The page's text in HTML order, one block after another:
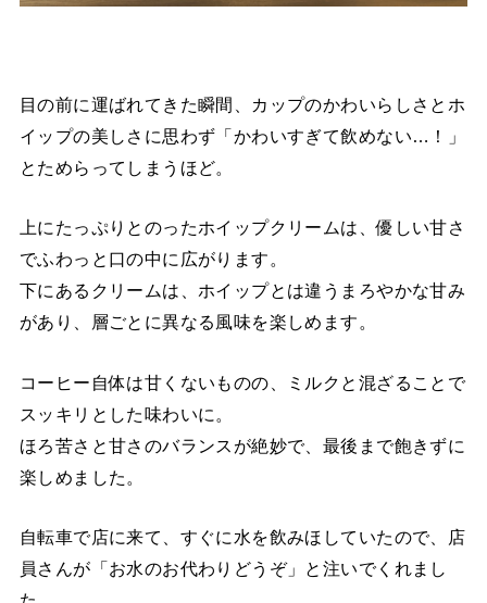
目の前に運ばれてきた瞬間、カップのかわいらしさとホ
イップの美しさに思わず「かわいすぎて飲めない…！」
とためらってしまうほど。
上にたっぷりとのったホイップクリームは、優しい甘さ
でふわっと口の中に広がります。
下にあるクリームは、ホイップとは違うまろやかな甘み
があり、層ごとに異なる風味を楽しめます。
コーヒー自体は甘くないものの、ミルクと混ざることで
スッキリとした味わいに。
ほろ苦さと甘さのバランスが絶妙で、最後まで飽きずに
楽しめました。
自転車で店に来て、すぐに水を飲みほしていたので、店
員さんが「お水のお代わりどうぞ」と注いでくれまし